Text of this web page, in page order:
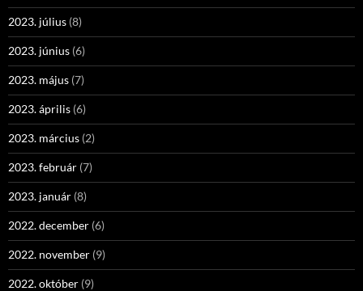
2023. július (8)
2023. június (6)
2023. május (7)
2023. április (6)
2023. március (2)
2023. február (7)
2023. január (8)
2022. december (6)
2022. november (9)
2022. október (9)